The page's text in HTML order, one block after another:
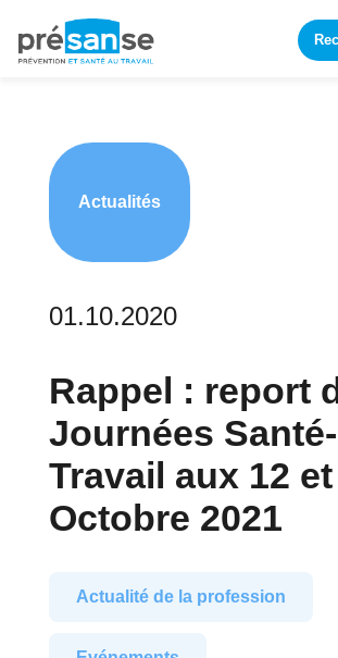
principale
Actualités
01.10.2020
Rappel : report
Journées Santé-
Travail aux 12
Octobre 2021
Actualité de la profession